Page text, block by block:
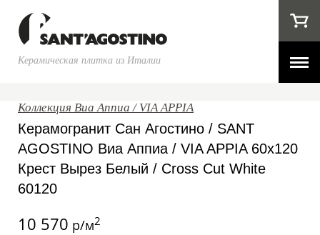
Керамическая плитка из Италии
Коллекция Виа Аппиа / VIA APPIA
Керамогранит Сан Агостино / SANT
AGOSTINO Виа Аппиа / VIA APPIA 60x120
Крест Вырез Белый / Cross Cut White
60120
10 570 р/м2